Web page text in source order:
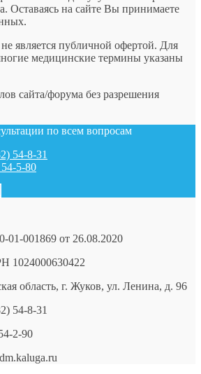
Оставаясь на сайте Вы принимаете
является публичной офертой. Для
медицинские термины указаны
сайта/форума без разрешения
по всем вопросам
54-8-31
5-80
001869 от 26.08.2020
1024000630422
область, г. Жуков, ул. Ленина, д. 96
54-8-31
2-90